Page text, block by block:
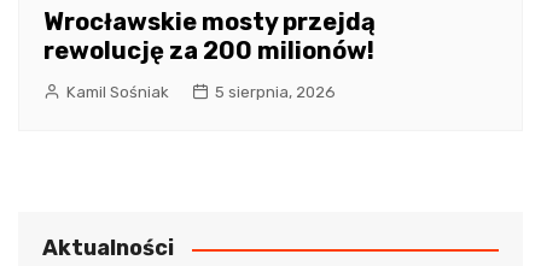
Wrocławskie mosty przejdą
rewolucję za 200 milionów!
Kamil Sośniak 5 sierpnia, 2026
Aktualności